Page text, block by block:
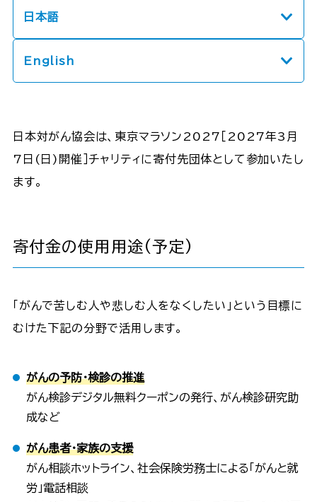
日本語
English
日本対がん協会は、東京マラソン2027［2027年3月
7日(日)開催］チャリティに寄付先団体として参加いたし
ます。
寄付金の使用用途(予定)
「がんで苦しむ人や悲しむ人をなくしたい」という目標に
むけた下記の分野で活用します。
がんの予防・検診の推進
がん検診デジタル無料クーポンの発行、がん検診研究助
成など
がん患者・家族の支援
がん相談ホットライン、社会保険労務士による「がんと就
労」電話相談